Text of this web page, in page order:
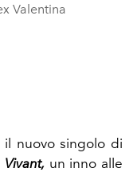
Valentina
il nuovo singolo di
Vivant,un inno alle